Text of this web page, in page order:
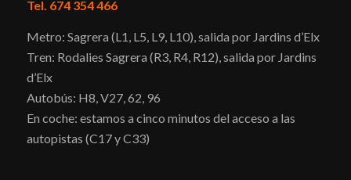
Tel. 674 354 466
Metro: Sagrera (L1, L5, L9, L10), salida por Jardins d’Elx
Tren: Rodalies Sagrera (R3, R4, R12), salida por Jardins
d’Elx
Autobús: H8, V27, 62, 96
En coche: estamos a cinco minutos del acceso a las
autopistas (C17 y C33)